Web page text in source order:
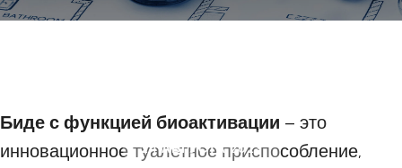
24 АВГУСТА 2023
Биде с функцией биоактивации – это
инновационное туалетное приспособление,